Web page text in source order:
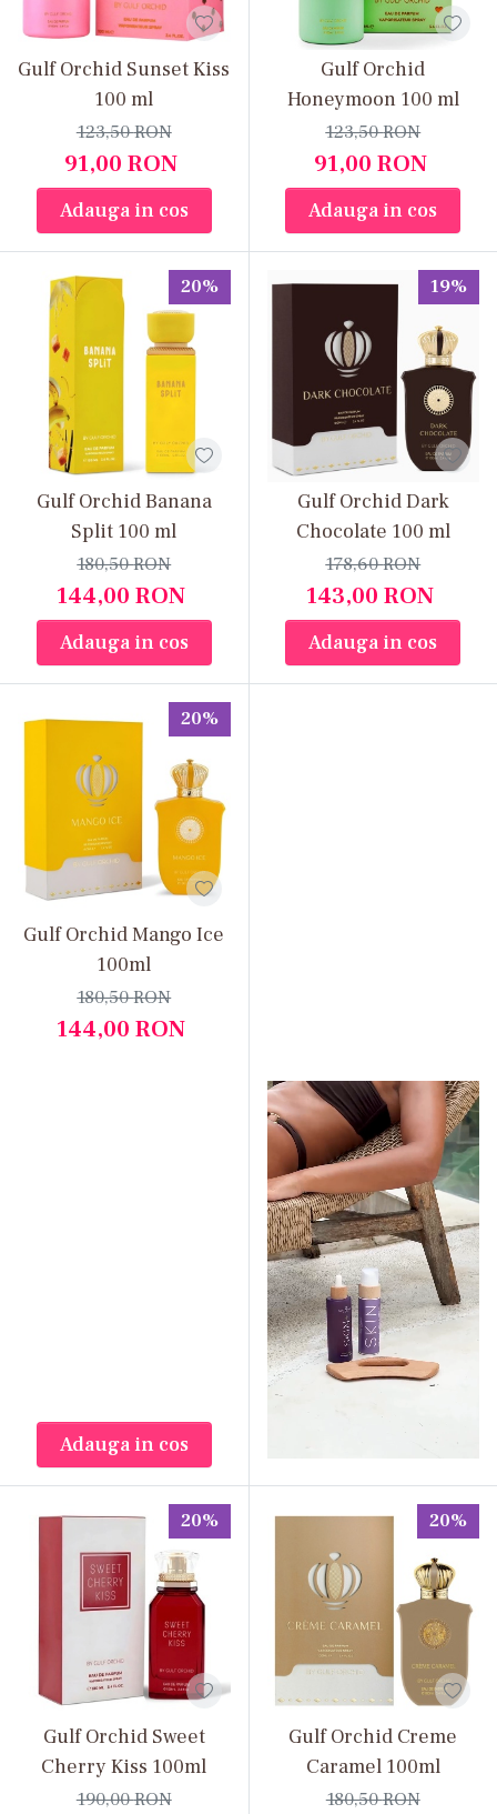
Gulf Orchid Sunset Kiss
100 ml
91,00RON
123,50RON
Adauga in cos
Gulf Orchid
Honeymoon 100 ml
91,00 RON
123,50RON
Adauga in cos
20%
Gulf Orchid Banana
Split 100 ml
144,00RON
180,50RON
Adauga in cos
19%
Gulf Orchid Dark
Chocolate 100 ml
143,00RON
178,60RON
Adauga in cos
20%
Gulf Orchid Mango Ice
100ml
144,00RON
180,50RON
Adauga in cos
20%
Gulf Orchid Sweet
Cherry Kiss 100ml
190,00RON
20%
Gulf Orchid Creme
Caramel 100ml
180,50RON